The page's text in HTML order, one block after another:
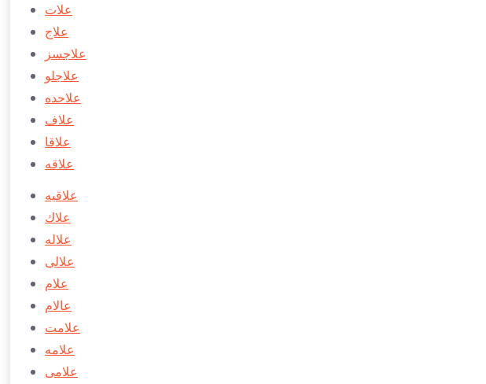
علات
علاج
علاجسز
علاجلو
علاحده
علاف
علاقا
علاقه
علاقيه
علاك
علاله
علالی
علام
عالام
علامت
علامه
علامی